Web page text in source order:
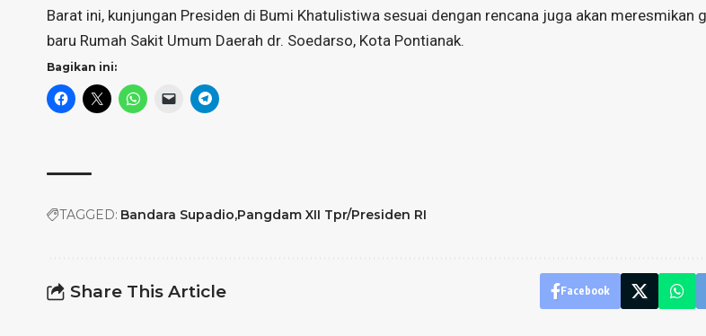
Barat ini, kunjungan Presiden di Bumi Khatulistiwa sesuai dengan rencana juga akan meresmikan
baru Rumah Sakit Umum Daerah dr. Soedarso, Kota Pontianak.
Bagikan ini:
TAGGED: Bandara Supadio Pangdam XII Tpr/Presiden RI
Share This Article Facebook